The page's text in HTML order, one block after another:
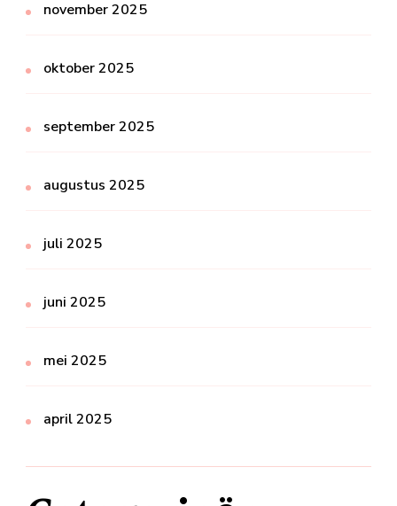
november 2025
oktober 2025
september 2025
augustus 2025
juli 2025
juni 2025
mei 2025
april 2025